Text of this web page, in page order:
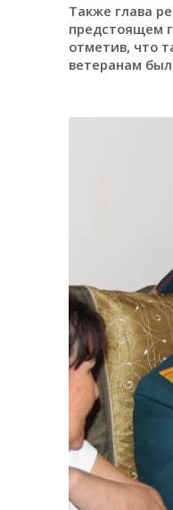
Также глава
предстоящем
отметив, что
ветеранам